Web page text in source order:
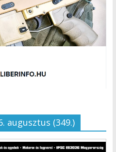
augusztus (349.)